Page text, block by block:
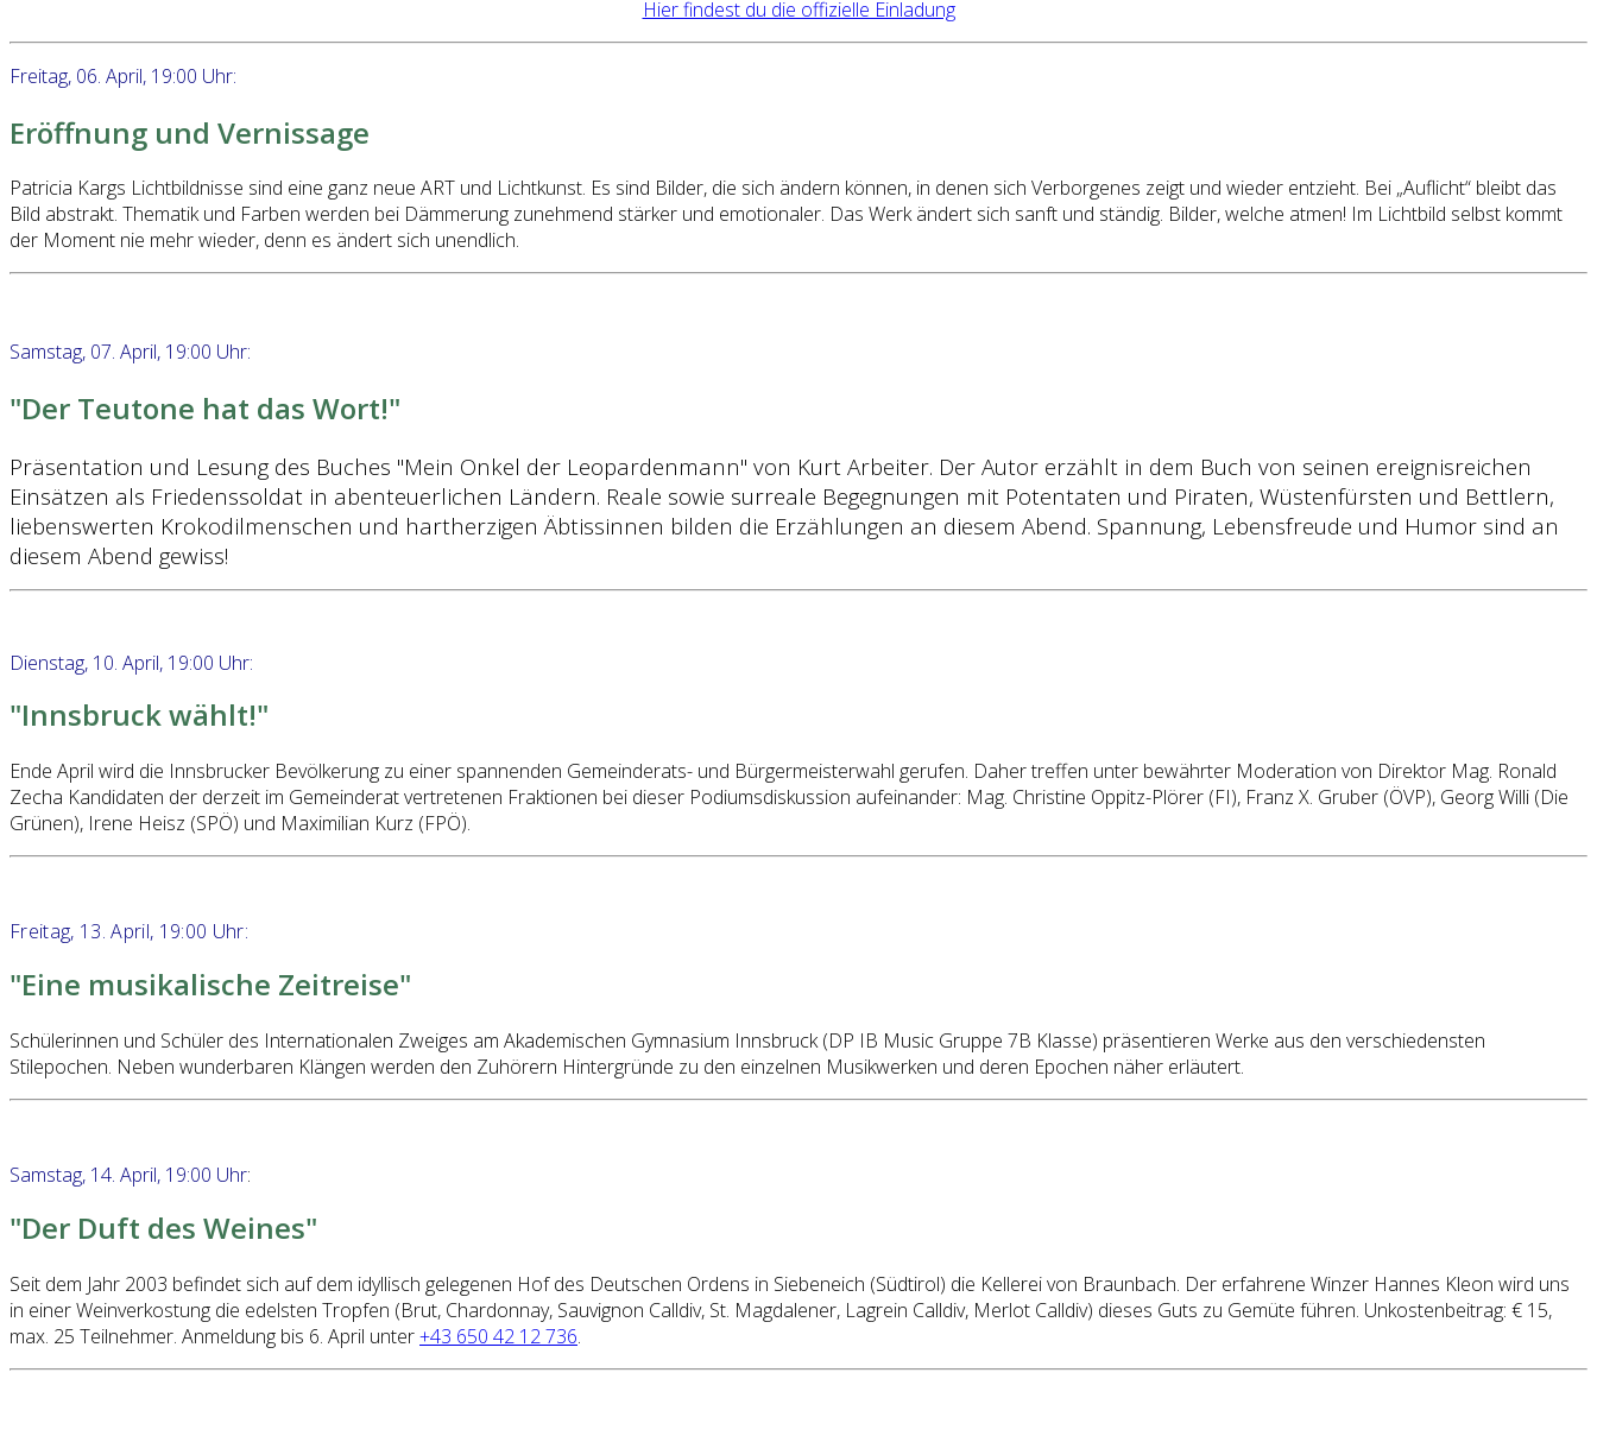
Hier findest du die offizielle Einladung
Freitag, 06. April, 19:00 Uhr:
Eröffnung und Vernissage
Patricia Kargs Lichtbildnisse sind eine ganz neue ART und Lichtkunst. Es sind Bilder, die sich ändern können, in denen sich Verborgenes zeigt und wieder entzieht. Bei „Auflicht“ bleibt das
Bild abstrakt. Thematik und Farben werden bei Dämmerung zunehmend stärker und emotionaler. Das Werk ändert sich sanft und ständig. Bilder, welche atmen! Im Lichtbild selbst kommt
der Moment nie mehr wieder, denn es ändert sich unendlich.
Samstag, 07. April, 19:00 Uhr:
"Der Teutone hat das Wort!"
Präsentation und Lesung des Buches "Mein Onkel der Leopardenmann" von Kurt Arbeiter. Der Autor erzählt in dem Buch von seinen ereignisreichen
Einsätzen als Friedenssoldat in abenteuerlichen Ländern. Reale sowie surreale Begegnungen mit Potentaten und Piraten, Wüstenfürsten und Bettlern,
liebenswerten Krokodilmenschen und hartherzigen Äbtissinnen bilden die Erzählungen an diesem Abend. Spannung, Lebensfreude und Humor sind an
diesem Abend gewiss!
Dienstag, 10. April, 19:00 Uhr:
"Innsbruck wählt!"
Ende April wird die Innsbrucker Bevölkerung zu einer spannenden Gemeinderats- und Bürgermeisterwahl gerufen. Daher treffen unter bewährter Moderation von Direktor Mag. Ronald
Zecha Kandidaten der derzeit im Gemeinderat vertretenen Fraktionen bei dieser Podiumsdiskussion aufeinander: Mag. Christine Oppitz-Plörer (FI), Franz X. Gruber (ÖVP), Georg Willi (Die
Grünen), Irene Heisz (SPÖ) und Maximilian Kurz (FPÖ).
Freitag, 13. April, 19:00 Uhr:
"Eine musikalische Zeitreise"
Schülerinnen und Schüler des Internationalen Zweiges am Akademischen Gymnasium Innsbruck (DP IB Music Gruppe 7B Klasse) präsentieren Werke aus den verschiedensten
Stilepochen. Neben wunderbaren Klängen werden den Zuhörern Hintergründe zu den einzelnen Musikwerken und deren Epochen näher erläutert.
Samstag, 14. April, 19:00 Uhr:
"Der Duft des Weines"
Seit dem Jahr 2003 befindet sich auf dem idyllisch gelegenen Hof des Deutschen Ordens in Siebeneich (Südtirol) die Kellerei von Braunbach. Der erfahrene Winzer Hannes Kleon wird uns
in einer Weinverkostung die edelsten Tropfen (Brut, Chardonnay, Sauvignon Calldiv, St. Magdalener, Lagrein Calldiv, Merlot Calldiv) dieses Guts zu Gemüte führen. Unkostenbeitrag: € 15,
max. 25 Teilnehmer. Anmeldung bis 6. April unter+43 650 42 12 736.